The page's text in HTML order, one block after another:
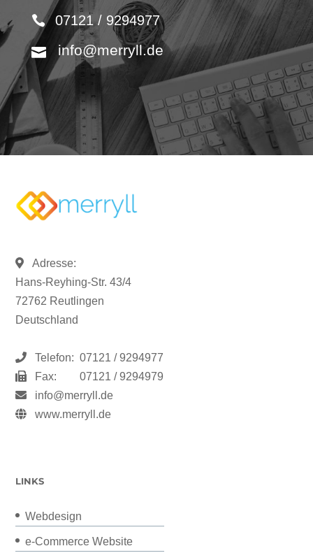
07121 / 9294977
info@merryll.de
Adresse:
Hans-Reyhing-Str. 43/4
72762 Reutlingen
Deutschland
Telefon: 07121 / 9294977
Fax:
07121 / 9294979
info@merryll.de
www.merryll.de
LINKS
Webdesign
e-Commerce Website